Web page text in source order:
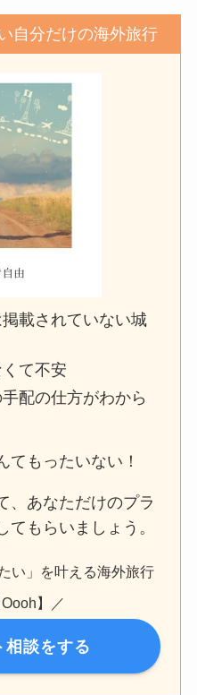
自分だけの海外旅行
載されていない城
て不安
配の仕方がわから
てもったいない！
、あなただけのプラ
てもらいましょう。
い」を叶える海外旅行
】／
相談をする